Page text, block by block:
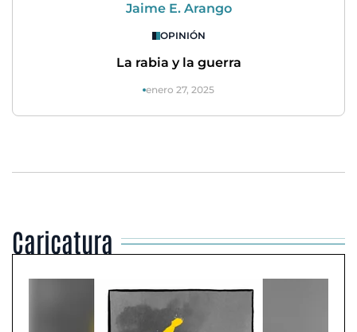
Jaime E. Arango
OPINIÓN
La rabia y la guerra
enero 27, 2025
Caricatura